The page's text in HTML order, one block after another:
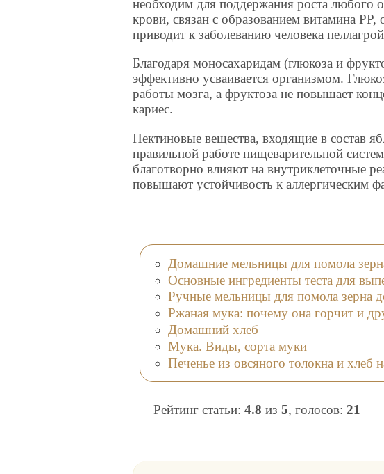
необходим для поддержания роста любого
крови, связан с образованием витамина РР,
приводит к заболеванию человека
Благодаря моносахаридам (глюкоза и
эффективно усваивается организмом.
работы мозга, а фруктоза не повышает
кариес.
Пектиновые вещества, входящие в состав
правильной работе пищеварительной
благотворно влияют на внутриклеточные
повышают устойчивость к аллергическим
Домашние мельницы для помола
Основные ингредиенты теста для
Ручные мельницы для помола зерна
Ржаная мука: почему она горчит и
Домашний хлеб
Мука. Виды, сорта муки
Печенье из овсяного толокна и хлеб
Рейтинг статьи: 4.8 из 5, голосов: 21